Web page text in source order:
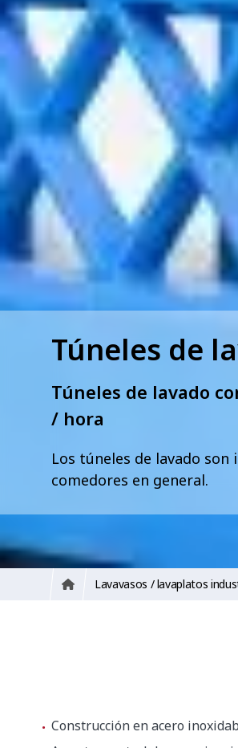
Túneles de
Túneles de lavado
/ hora
Los túneles de lavado
comedores en general.
Lavavasos / lavaplatos
Construcción en acero